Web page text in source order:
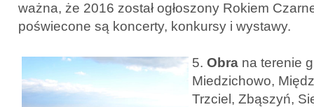
ważna, że 2016 został ogłoszony Rokiem
poświecone są koncerty, konkursy i wystawy.
5. Obra na terenie
Miedzichowo,
Trzciel, Zbąszyń,